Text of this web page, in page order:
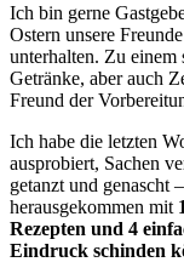
Ich bin gerne
Ostern unsere
unterhalten. Zu einem
Getränke, aber auch
Freund der
Ich habe die letzten
ausprobiert, Sachen
getanzt und genascht
herausgekommen mit
Rezepten und 4
Eindruck schinden